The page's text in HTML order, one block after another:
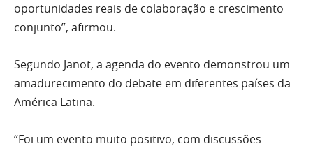
oportunidades reais de colaboração e crescimento
conjunto”, afirmou.
Segundo Janot, a agenda do evento demonstrou um
amadurecimento do debate em diferentes países da
América Latina.
“Foi um evento muito positivo, com discussões